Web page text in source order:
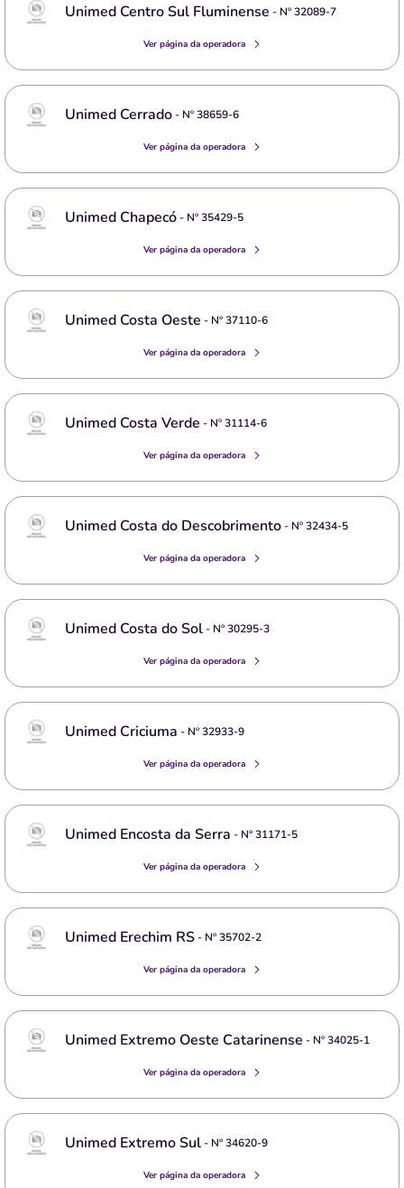
Unimed Centro Sul Fluminense - Nº32089-7
Ver página da operadora
Unimed Cerrado- Nº38659-6
Ver página da operadora
Unimed Chapecó- Nº35429-5
Ver página da operadora
Unimed Costa Oeste - Nº37110-6
Ver página da operadora
Unimed Costa Verde - Nº31114-6
Ver página da operadora
Unimed Costa do Descobrimento- Nº32434-5
Ver página da operadora
Unimed Costa do Sol- Nº30295-3
Ver página da operadora
Unimed Criciuma - Nº32933-9
Ver página da operadora
Unimed Encosta da Serra - Nº31171-5
Ver página da operadora
Unimed Erechim RS- Nº35702-2
Ver página da operadora
Unimed Extremo Oeste Catarinense - Nº34025-1
Ver página da operadora
Unimed Extremo Sul- Nº34620-9
Ver página da operadora